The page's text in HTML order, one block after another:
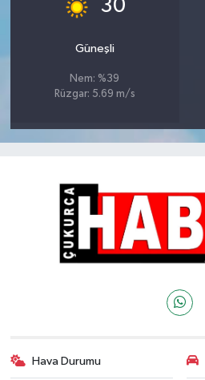
30
Güneşli
Nem: %39
Rüzgar: 5.69 m/s
Hava Durumu